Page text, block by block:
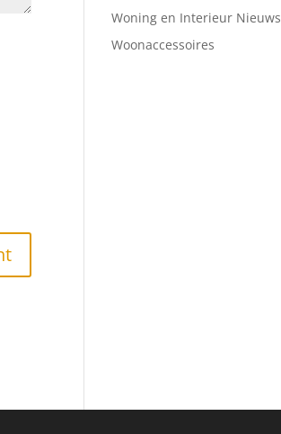
Woning en Interieur Nieuws
Woonaccessoires